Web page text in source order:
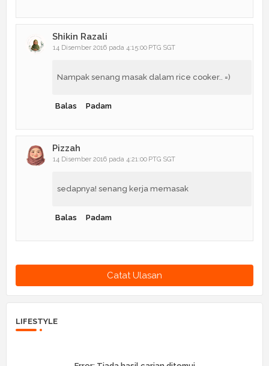
Shikin Razali
14 Disember 2016 pada 4:15:00 PTG SGT
Nampak senang masak dalam rice cooker.. =)
Balas Padam
Pizzah
14 Disember 2016 pada 4:21:00 PTG SGT
sedapnya! senang kerja memasak
Balas Padam
Catat Ulasan
LIFESTYLE